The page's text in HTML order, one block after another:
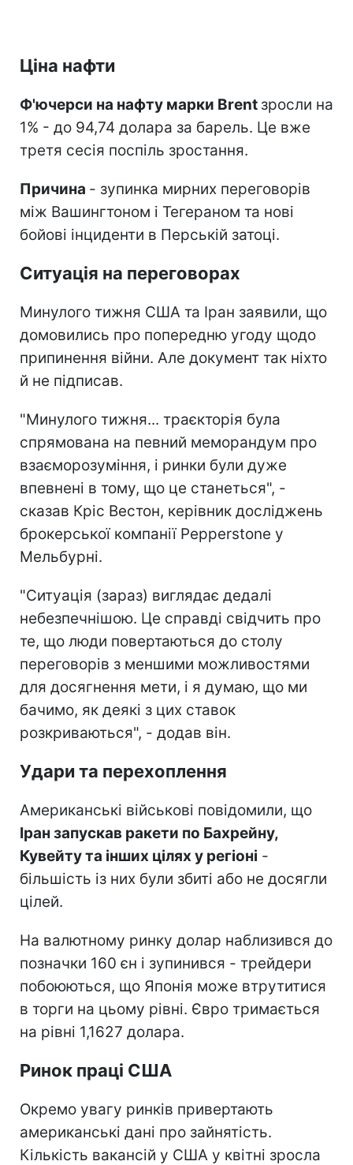
Ціна нафти
Ф'ючерси на нафту марки Brent зросли на
1% - до 94,74 долара за барель. Це вже
третя сесія поспіль зростання.
Причина - зупинка мирних переговорів
між Вашингтоном і Тегераном та нові
бойові інциденти в Перській затоці.
Ситуація на переговорах
Минулого тижня США та Іран заявили, що
домовились про попередню угоду щодо
припинення війни. Але документ так ніхто
й не підписав.
"Минулого тижня... траєкторія була
спрямована на певний меморандум про
взаєморозуміння, і ринки були дуже
впевнені в тому, що це станеться", -
сказав Кріс Вестон, керівник досліджень
брокерської компанії Pepperstone у
Мельбурні.
"Ситуація (зараз) виглядає дедалі
небезпечнішою. Це справді свідчить про
те, що люди повертаються до столу
переговорів з меншими можливостями
для досягнення мети, і я думаю, що ми
бачимо, як деякі з цих ставок
розкриваються", - додав він.
Удари та перехоплення
Американські військові повідомили, що
Іран запускав ракети по Бахрейну,
Кувейту та інших цілях у регіоні -
більшість із них були збиті або не досягли
цілей.
На валютному ринку долар наблизився до
позначки 160 єн і зупинився - трейдери
побоюються, що Японія може втрутитися
в торги на цьому рівні. Євро тримається
на рівні 1,1627 долара.
Ринок праці США
Окремо увагу ринків привертають
американські дані про зайнятість.
Кількість вакансій у США у квітні зросла